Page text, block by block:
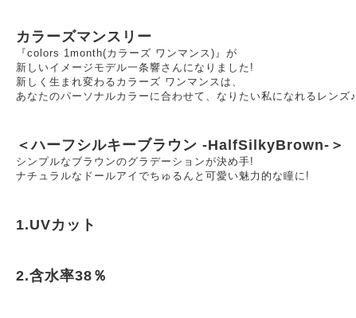
カラーズマンスリー
『colors 1month(カラーズ ワンマンス)』が
新しいイメージモデル一条響さんになりました!
新しく生まれ変わるカラーズ ワンマンスは、
あなたのパーソナルカラーに合わせて、なりたい私になれるレンズ♪
＜ハーフシルキーブラウン -HalfSilkyBrown-＞
シンプルなブラウンのグラデーションが決め手!
ナチュラルなドールアイでちゅるんと可愛い魅力的な瞳に!
1.UVカット
2.含水率38％